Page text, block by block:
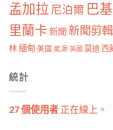
孟加拉 尼泊爾 巴
里蘭卡 新聞 新聞剪輯
林 緬甸 美國 能源 英國 莫迪 西
統計
27 個使用者 正在線上。